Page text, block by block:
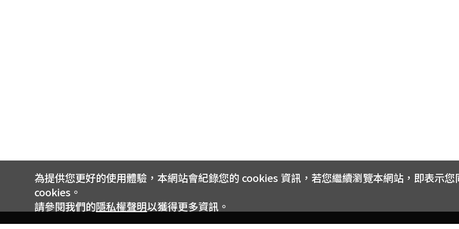
為提供您更好的使用體驗，本網站會紀錄您的 cookies 資訊，若您繼續瀏覽本網站，即表示您
cookies。
請參閱我們的隱私權聲明以獲得更多資訊。